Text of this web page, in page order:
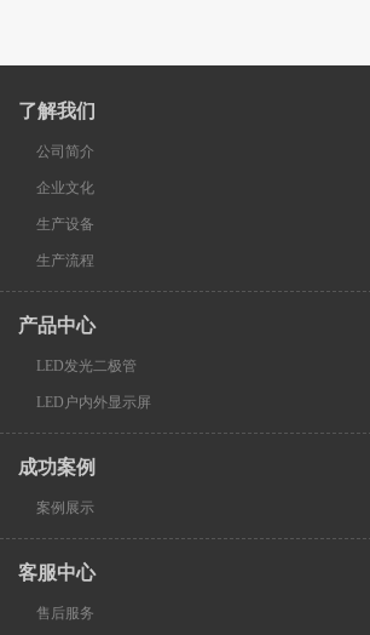
了解我们
公司简介
企业文化
生产设备
生产流程
产品中心
LED发光二极管
LED户内外显示屏
成功案例
案例展示
客服中心
售后服务